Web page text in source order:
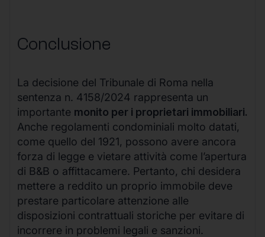
Conclusione
La decisione del Tribunale di Roma nella
sentenza n. 4158/2024 rappresenta un
importante monito per i proprietari immobiliari.
Anche regolamenti condominiali molto datati,
come quello del 1921, possono avere ancora
forza di legge e vietare attività come l’apertura
di B&B o affittacamere. Pertanto, chi desidera
mettere a reddito un proprio immobile deve
prestare particolare attenzione alle
disposizioni contrattuali storiche per evitare di
incorrere in problemi legali e sanzioni.